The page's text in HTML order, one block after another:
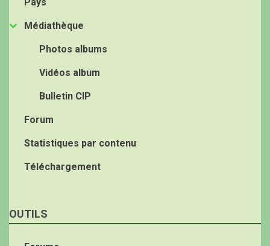
Médiathèque
Photos albums
Vidéos album
Bulletin CIP
Forum
Statistiques par contenu
Téléchargement
OUTILS